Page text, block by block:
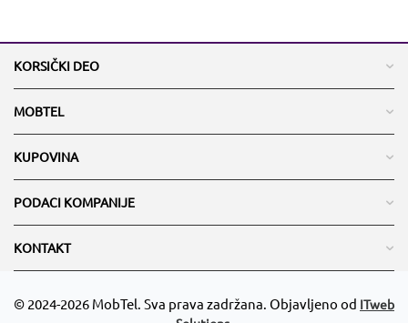
KORSIČKI DEO
MOBTEL
KUPOVINA
PODACI KOMPANIJE
KONTAKT
© 2024-2026 MobTel. Sva prava zadržana. Objavljeno od ITweb